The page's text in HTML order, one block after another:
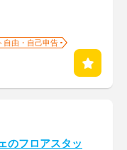
自由・自己申告
のフロアスタッ